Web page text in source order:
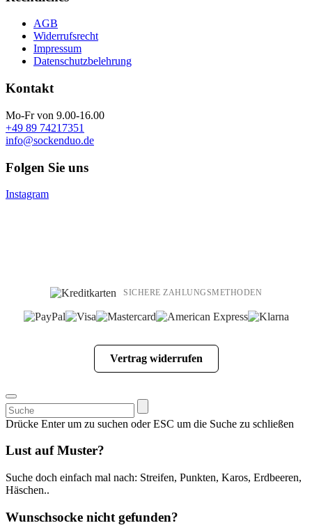
AGB
Widerrufsrecht
Impressum
Datenschutzbelehrung
Kontakt
Mo-Fr von 9.00-16.00
+49 89 74217351
info@sockenduo.de
Folgen Sie uns
Instagram
SICHERE ZAHLUNGSMETHODEN
Vertrag widerrufen
Suchen
nach:
Drücke Enter um zu suchen oder ESC um die Suche zu schließen
Lust auf Muster?
Suche doch einfach mal nach: Streifen, Punkten, Karos, Erdbeeren,
Häschen..
Wunschsocke nicht gefunden?